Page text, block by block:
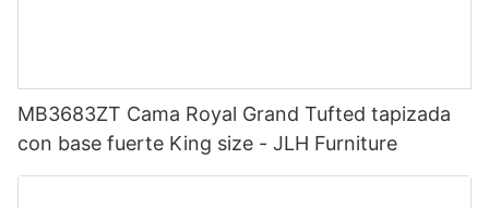
MB3683ZT Cama Royal Grand Tufted tapizada
con base fuerte King size - JLH Furniture